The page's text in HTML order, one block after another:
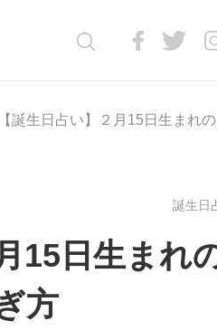
【誕生日占い】２月15日生まれ
誕生日
15日生まれ
方